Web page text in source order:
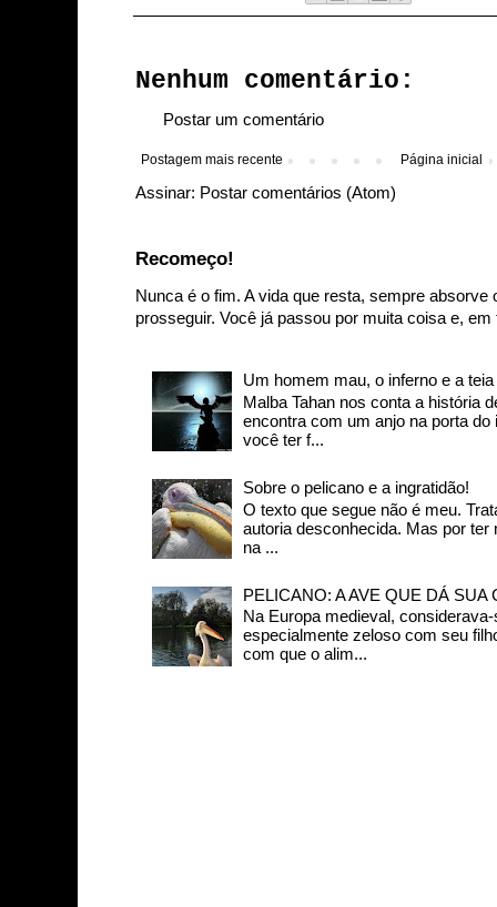
Nenhum comentário:
Postar um comentário
Postagem mais recente Página inicial
Assinar: Postar comentários (Atom)
Recomeço!
Nunca é o fim. A vida que resta, sempre
prosseguir. Você já passou por muita coisa e,
Um homem mau, o inferno e a
Malba Tahan nos conta a história
encontra com um anjo na porta do
você ter f...
Sobre o pelicano e a ingratidão!
O texto que segue não é meu.
autoria desconhecida. Mas por
na ...
PELICANO: A AVE QUE DÁ SUA
Na Europa medieval,
especialmente zeloso com seu
com que o alim...